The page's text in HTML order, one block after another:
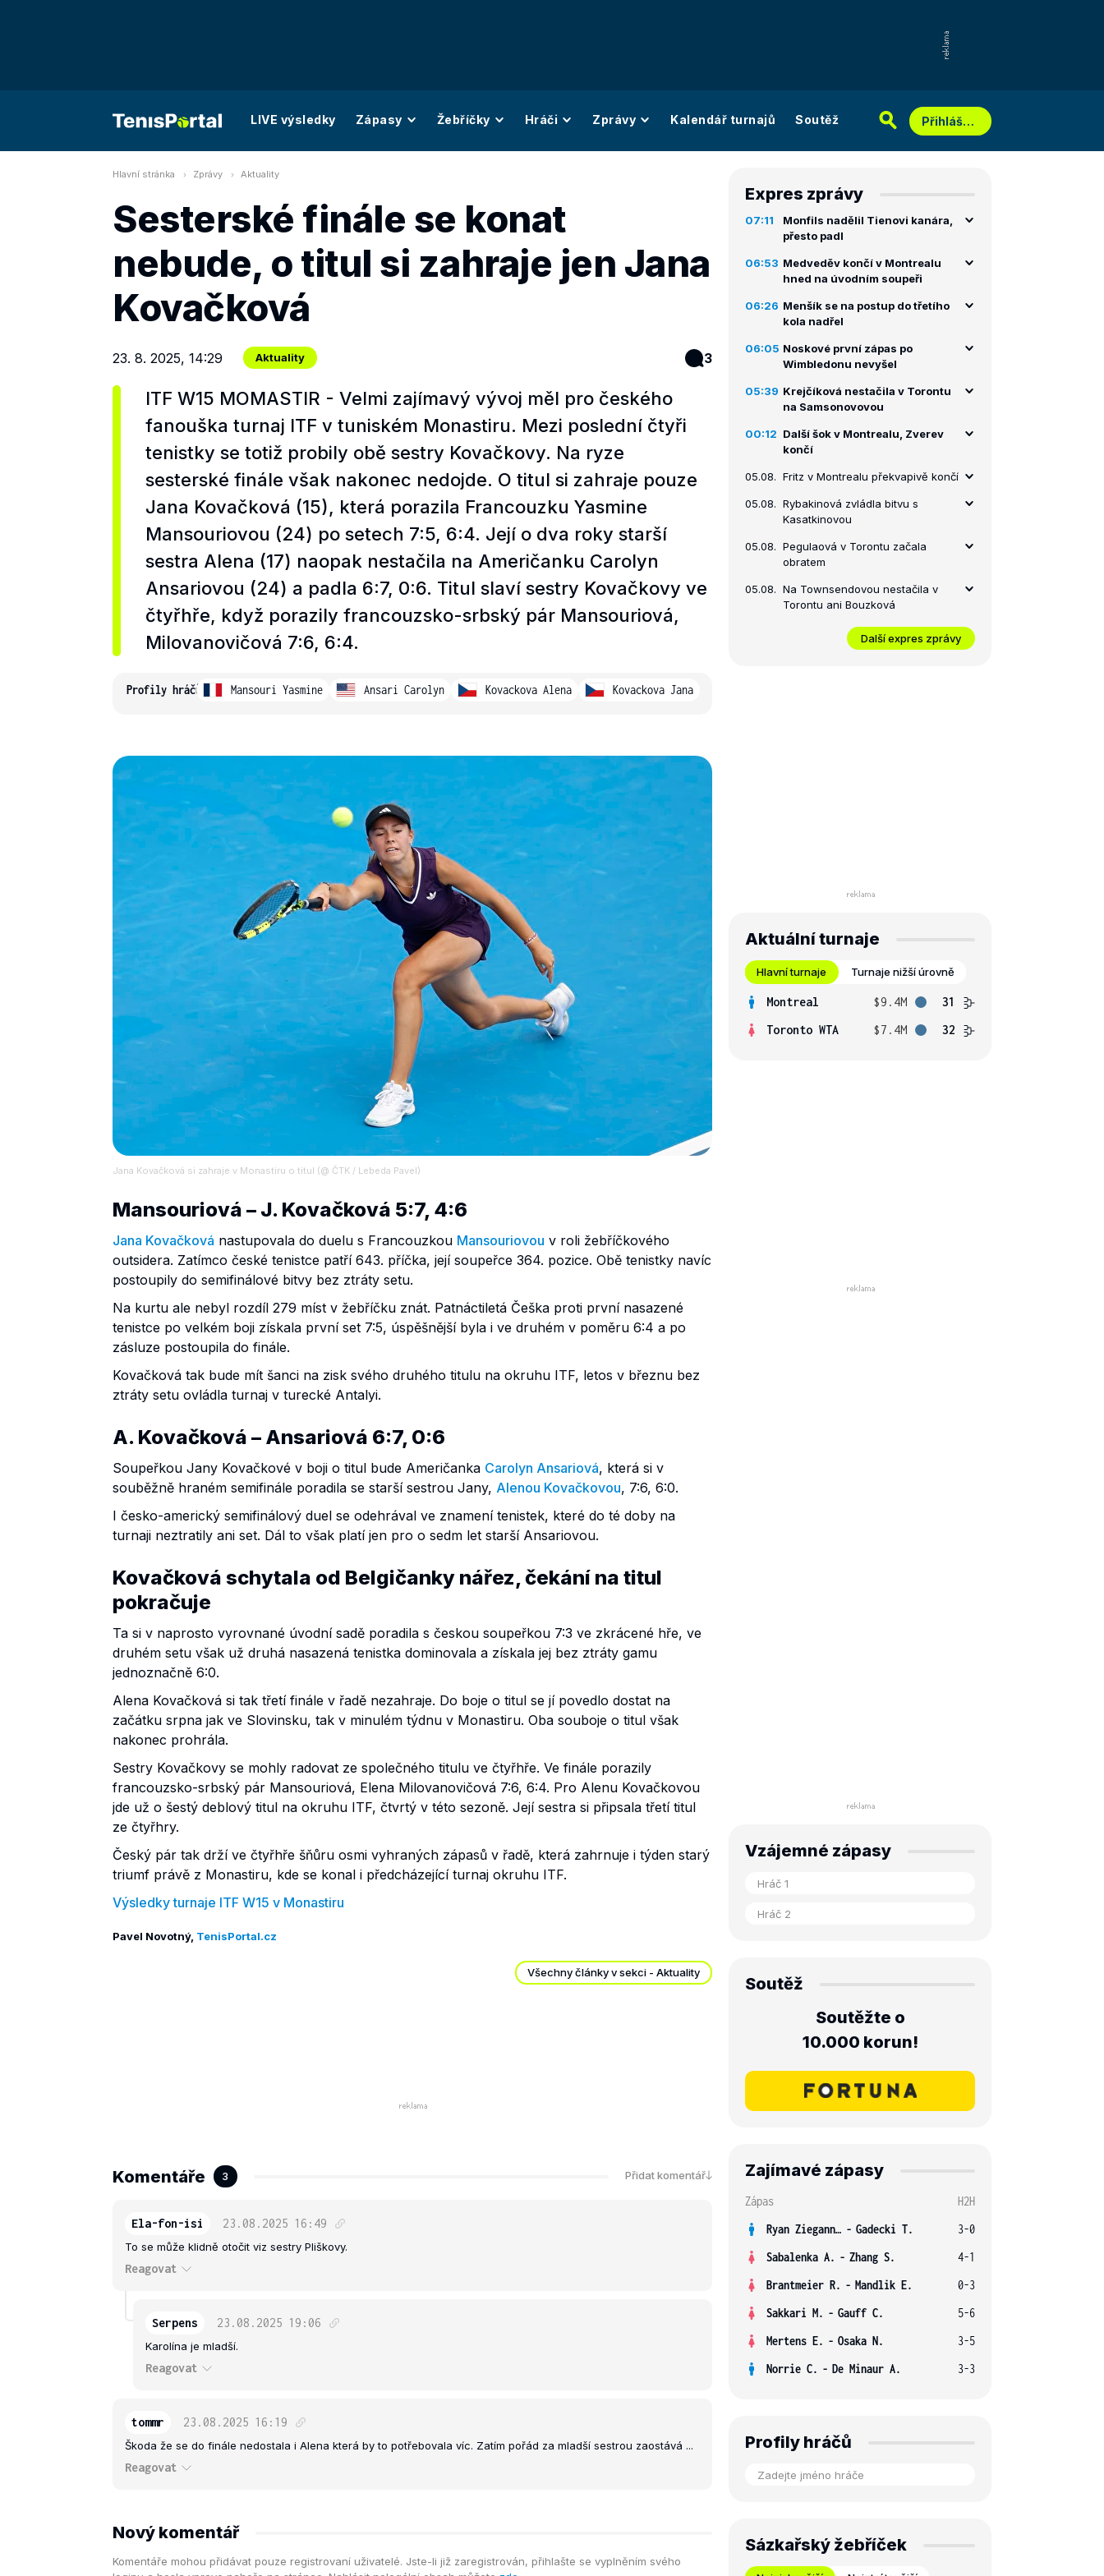
LIVE výsledky Zápasy Žebříčky Hráči Zprávy Kalendář turnajů Soutěž Přihlášení
Hlavní stránka Zprávy Aktuality
Sesterské finále se konat
nebude, o titul si zahraje jen Jana
Kovačková
23. 8. 2025, 14:29 Aktuality 3
ITF W15 MOMASTIR - Velmi zajímavý vývoj měl pro českého
fanouška turnaj ITF v tuniském Monastiru. Mezi poslední čtyři
tenistky se totiž probily obě sestry Kovačkovy. Na ryze
sesterské finále však nakonec nedojde. O titul si zahraje pouze
Jana Kovačková (15), která porazila Francouzku Yasmine
Mansouriovou (24) po setech 7:5, 6:4. Její o dva roky starší
sestra Alena (17) naopak nestačila na Američanku Carolyn
Ansariovou (24) a padla 6:7, 0:6. Titul slaví sestry Kovačkovy ve
čtyřhře, když porazily francouzsko-srbský pár Mansouriová,
Milovanovičová 7:6, 6:4.
Profily hráčů Mansouri Yasmine Ansari Carolyn Kovackova Alena Kovackova Jana
Jana Kovačková si zahraje v Monastiru o titul (@ ČTK / Lebeda Pavel)
Mansouriová – J. Kovačková 5:7, 4:6
Jana Kovačková nastupovala do duelu s Francouzkou Mansouriovou v roli žebříčkového
outsidera. Zatímco české tenistce patří 643. příčka, její soupeřce 364. pozice. Obě tenistky navíc
postoupily do semifinálové bitvy bez ztráty setu.
Na kurtu ale nebyl rozdíl 279 míst v žebříčku znát. Patnáctiletá Češka proti první nasazené
tenistce po velkém boji získala první set 7:5, úspěšnější byla i ve druhém v poměru 6:4 a po
zásluze postoupila do finále.
Kovačková tak bude mít šanci na zisk svého druhého titulu na okruhu ITF, letos v březnu bez
ztráty setu ovládla turnaj v turecké Antalyi.
A. Kovačková – Ansariová 6:7, 0:6
Soupeřkou Jany Kovačkové v boji o titul bude Američanka Carolyn Ansariová, která si v
souběžně hraném semifinále poradila se starší sestrou Jany, Alenou Kovačkovou, 7:6, 6:0.
I česko-americký semifinálový duel se odehrával ve znamení tenistek, které do té doby na
turnaji neztratily ani set. Dál to však platí jen pro o sedm let starší Ansariovou.
Kovačková schytala od Belgičanky nářez, čekání na titul
pokračuje
Ta si v naprosto vyrovnané úvodní sadě poradila s českou soupeřkou 7:3 ve zkrácené hře, ve
druhém setu však už druhá nasazená tenistka dominovala a získala jej bez ztráty gamu
jednoznačně 6:0.
Alena Kovačková si tak třetí finále v řadě nezahraje. Do boje o titul se jí povedlo dostat na
začátku srpna jak ve Slovinsku, tak v minulém týdnu v Monastiru. Oba souboje o titul však
nakonec prohrála.
Sestry Kovačkovy se mohly radovat ze společného titulu ve čtyřhře. Ve finále porazily
francouzsko-srbský pár Mansouriová, Elena Milovanovičová 7:6, 6:4. Pro Alenu Kovačkovou
jde už o šestý deblový titul na okruhu ITF, čtvrtý v této sezoně. Její sestra si připsala třetí titul
ze čtyřhry.
Český pár tak drží ve čtyřhře šňůru osmi vyhraných zápasů v řadě, která zahrnuje i týden starý
triumf právě z Monastiru, kde se konal i předcházející turnaj okruhu ITF.
Výsledky turnaje ITF W15 v Monastiru
Pavel Novotný, TenisPortal.cz
Všechny články v sekci - Aktuality
Komentáře 3 Přidat komentář
Ela-fon-isi 23.08.2025 16:49
To se může klidně otočit viz sestry Pliškovy.
Reagovat
Serpens 23.08.2025 19:06
Karolína je mladší.
Reagovat
tommr 23.08.2025 16:19
Škoda že se do finále nedostala i Alena která by to potřebovala víc. Zatím pořád za mladší sestrou zaostává ...
Reagovat
Nový komentář
Komentáře mohou přidávat pouze registrovaní uživatelé. Jste-li již zaregistrován, přihlašte se vyplněním svého
Expres zprávy
07:11
Monfils nadělil Tienovi kanára,
přesto padl
06:53 Medveděv končí v Montrealu
hned na úvodním soupeři
06:26 Menšík se na postup do třetího
kola nadřel
06:05 Noskové první zápas po
Wimbledonu nevyšel
05:39 Krejčíková nestačila v Torontu
na Samsonovovou
00:12 Další šok v Montrealu, Zverev
končí
05.08. Fritz v Montrealu překvapivě končí
05.08. Rybakinová zvládla bitvu s
Kasatkinovou
05.08. Pegulaová v Torontu začala
obratem
05.08. Na Townsendovou nestačila v
Torontu ani Bouzková
Další expres zprávy
Aktuální turnaje
Hlavní turnaje Turnaje nižší úrovně
Montreal $9.4M
31
Toronto WTA
$7.4M 32
Vzájemné zápasy
Soutěž
Soutěžte o
10.000 korun!
Zajímavé zápasy
Zápas
H2H
Ryan Ziegann S. - Gadecki T.
3-0
Sabalenka A. - Zhang S.
4-1
Brantmeier R. - Mandlik E.
0-3
Sakkari M. - Gauff C.
5-6
Mertens E. - Osaka N.
3-5
Norrie C. - De Minaur A. 3-3
Profily hráčů
Sázkařský žebříček